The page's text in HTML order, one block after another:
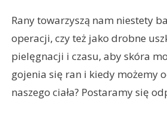
Rany towarzyszą nam niestety
operacji, czy też jako drobne
pielęgnacji i czasu, aby skóra
gojenia się ran i kiedy możemy
naszego ciała? Postaramy się